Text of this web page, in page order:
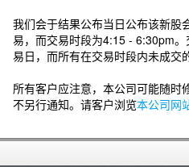
我们会于结果公布当日公布该新股
易，而交易时段为4:15 - 6:30pm
易日，而所有在交易时段内未成交
所有客户应注意，本公司可能随时
不另行通知。请客户浏览本公司网